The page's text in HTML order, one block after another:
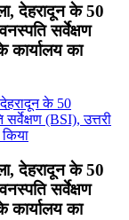
देहरादून के 50
सर्वेक्षण
कार्यालय का
देहरादून के 50
सर्वेक्षण
कार्यालय का